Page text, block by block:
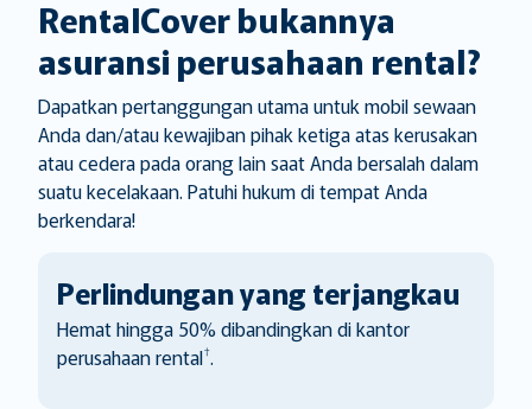
RentalCover bukannya
asuransi perusahaan rental?
Dapatkan pertanggungan utama untuk mobil sewaan
Anda dan/atau kewajiban pihak ketiga atas kerusakan
atau cedera pada orang lain saat Anda bersalah dalam
suatu kecelakaan. Patuhi hukum di tempat Anda
berkendara!
Perlindungan yang terjangkau
Hemat hingga 50% dibandingkan di kantor
perusahaan rental†.